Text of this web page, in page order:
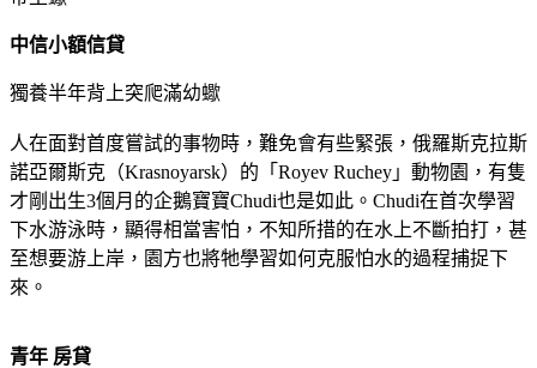
中信小額信貸
獨養半年背上突爬滿幼蠍
人在面對首度嘗試的事物時，難免會有些緊張，俄羅斯克拉斯
諾亞爾斯克（Krasnoyarsk）的「Royev Ruchey」動物園，有隻
才剛出生3個月的企鵝寶寶Chudi也是如此。Chudi在首次學習
下水游泳時，顯得相當害怕，不知所措的在水上不斷拍打，甚
至想要游上岸，園方也將牠學習如何克服怕水的過程捕捉下
來。
青年 房貸